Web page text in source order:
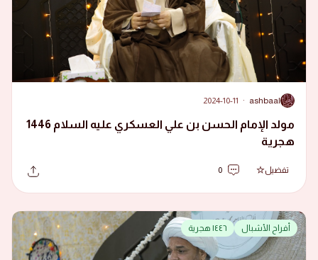
A
ashbaal
·
2024-10-11
مولد الإمام الحسن بن علي العسكري عليه السلام 1446
هجرية
تفضيل 0
أفراح الأشبال ١٤٤٦ هجرية